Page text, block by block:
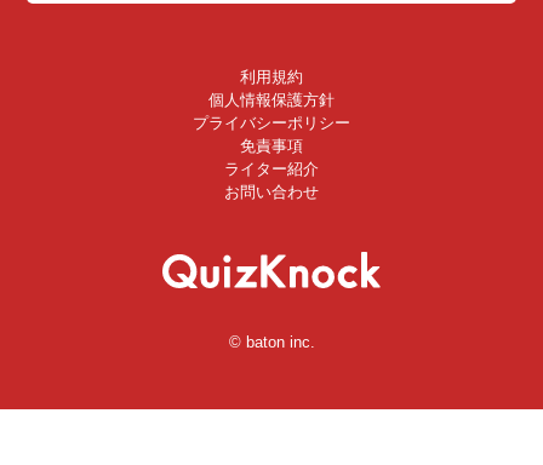
利用規約
個人情報保護方針
プライバシーポリシー
免責事項
ライター紹介
お問い合わせ
© baton inc.